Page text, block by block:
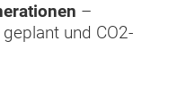
–
und CO2-